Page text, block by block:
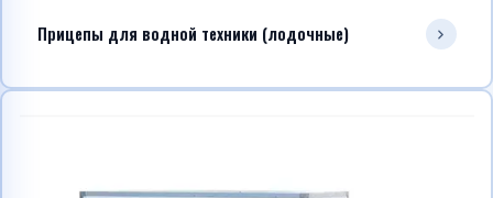
Прицепы для водной техники (лодочные)